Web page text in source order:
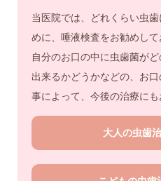
当医院では、どれくらい虫
めに、唾液検査をお勧めして
自分のお口の中に虫歯菌が
出来るかどうかなどの、お
事によって、今後の治療にも
大人の虫歯